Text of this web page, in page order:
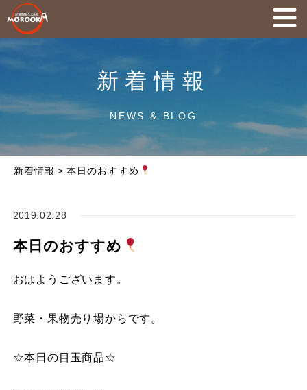
新着情報
NEWS & BLOG
新着情報 > 本日のおすすめ
2019.02.28
本日のおすすめ
おはようございます。
野菜・果物売り場からです。
☆本日の目玉商品☆